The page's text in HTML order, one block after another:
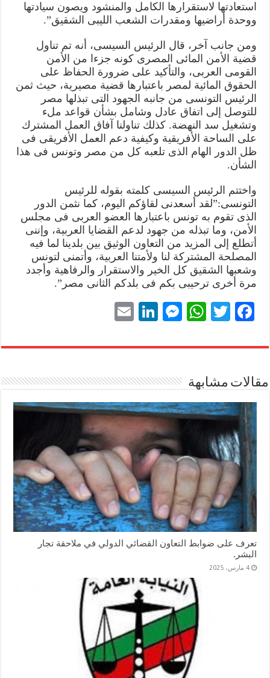
استعادتها لاستقرارها الكامل والمنشود ويصون سيادتها
ووحدة أراضيها ومقدرات الشعب الليبى الشقيق”.
ومن جانب آخر، قال الرئيس السيسى، أنه تم تناول
قضية الأمن المائى المصرى كونه جزءا من الأمن
القومى العربى، والتأكيد على ضرورة الحفاظ على
الحقوق المائية لمصر باعتبارها قضية مصيرية، حيث ثمن
الرئيس التونسى من جانبه الجهود التى تبذلها مصر
للتوصل إلى اتفاق عادل وشامل بشأن قواعد ملء
وتشغيل سد النهضة. كذلك تناولنا آفاق العمل المشترك
على الساحة الأفريقية وكيفية دعم العمل الأفريقى فى
ظل الدور الهام الذى تلعبه كل من مصر وتونس فى هذا
الشأن.
واختتم الرئيس السيسى كلمته بقوله للرئيس
التونسى:”لقد أسعدنى لقاؤكم اليوم، كما نثمن الدور
الذى تقوم به تونس باعتبارها العضو العربى فى مجلس
الأمن، وما تبذله من جهود لدعم القضايا العربية، وإننى
أتطلع إلى المزيد من التعاون الوثيق بين بلدينا لما فيه
المصلحة المشتركة لنا ولأمتنا العربية، وأتمنى لتونس
وشعبها الشقيق كل الخير والاستقرار والرفاهية وأجدد
مرة أخرى ترحيبى بكم فى بلدكم الثانى مصر”.
Fa
bo
T
tte
W
ts
pp
M
se
er
Li
ed
ail
مقالات مشابهة
تعرف على ضوابط التعاون القضائي الدولي في ملاحقة تجار
البشر.
4 مارس، 2025